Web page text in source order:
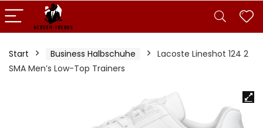
Start Business Halbschuhe
Lacoste Lineshot 124 2
SMA Men’s Low-Top Trainers